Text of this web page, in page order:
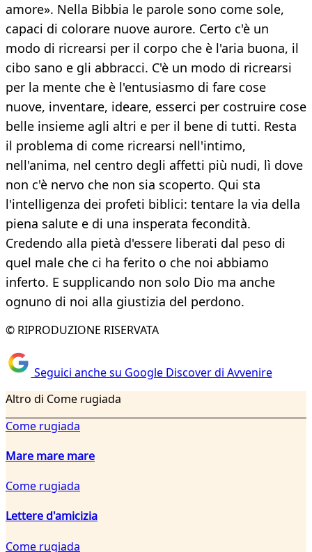
amore». Nella Bibbia le parole sono come sole,
capaci di colorare nuove aurore. Certo c'è un
modo di ricrearsi per il corpo che è l'aria buona, il
cibo sano e gli abbracci. C'è un modo di ricrearsi
per la mente che è l'entusiasmo di fare cose
nuove, inventare, ideare, esserci per costruire cose
belle insieme agli altri e per il bene di tutti. Resta
il problema di come ricrearsi nell'intimo,
nell'anima, nel centro degli affetti più nudi, lì dove
non c'è nervo che non sia scoperto. Qui sta
l'intelligenza dei profeti biblici: tentare la via della
piena salute e di una insperata fecondità.
Credendo alla pietà d'essere liberati dal peso di
quel male che ci ha ferito o che noi abbiamo
inferto. E supplicando non solo Dio ma anche
ognuno di noi alla giustizia del perdono.
© RIPRODUZIONE RISERVATA
Seguici anche su Google Discover di Avvenire
Altro di Come rugiada
Come rugiada
Mare mare mare
Come rugiada
Lettere d'amicizia
Come rugiada